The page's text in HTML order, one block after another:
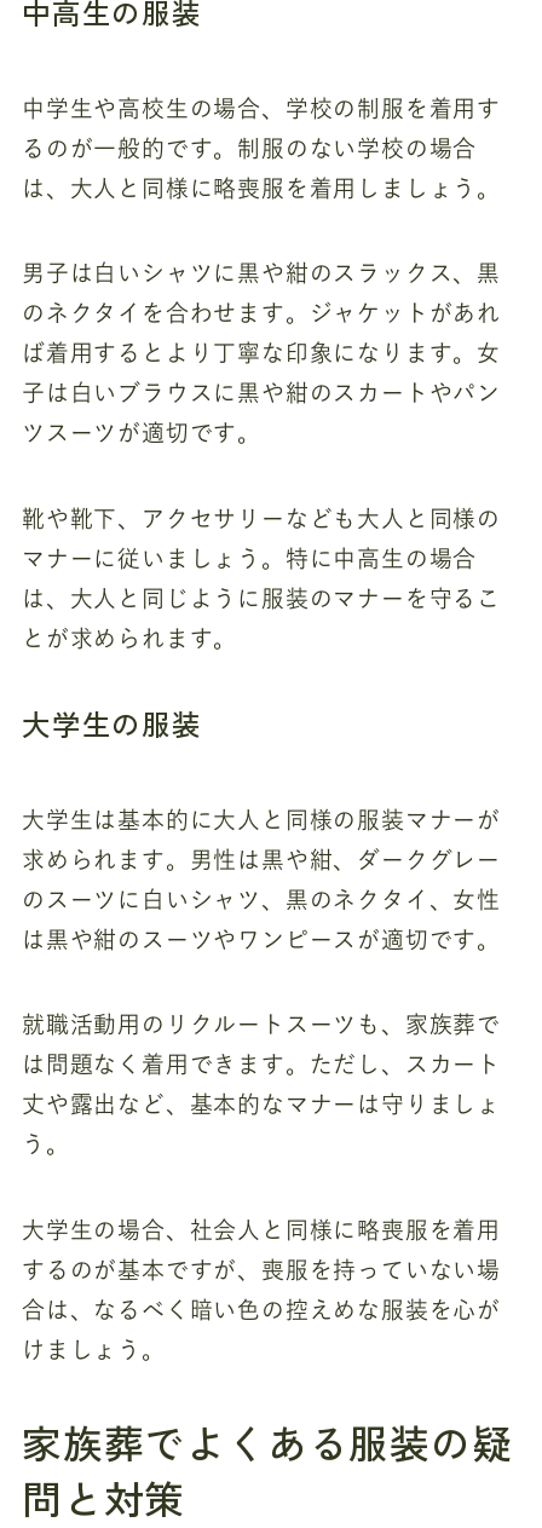
中高生の服装
中学生や高校生の場合、学校の制服を着用す
るのが一般的です。制服のない学校の場合
は、大人と同様に略喪服を着用しましょう。
男子は白いシャツに黒や紺のスラックス、黒
のネクタイを合わせます。ジャケットがあれ
ば着用するとより丁寧な印象になります。女
子は白いブラウスに黒や紺のスカートやパン
ツスーツが適切です。
靴や靴下、アクセサリーなども大人と同様の
マナーに従いましょう。特に中高生の場合
は、大人と同じように服装のマナーを守るこ
とが求められます。
大学生の服装
大学生は基本的に大人と同様の服装マナーが
求められます。男性は黒や紺、ダークグレー
のスーツに白いシャツ、黒のネクタイ、女性
は黒や紺のスーツやワンピースが適切です。
就職活動用のリクルートスーツも、家族葬で
は問題なく着用できます。ただし、スカート
丈や露出など、基本的なマナーは守りましょ
う。
大学生の場合、社会人と同様に略喪服を着用
するのが基本ですが、喪服を持っていない場
合は、なるべく暗い色の控えめな服装を心が
けましょう。
家族葬でよくある服装の疑
問と対策